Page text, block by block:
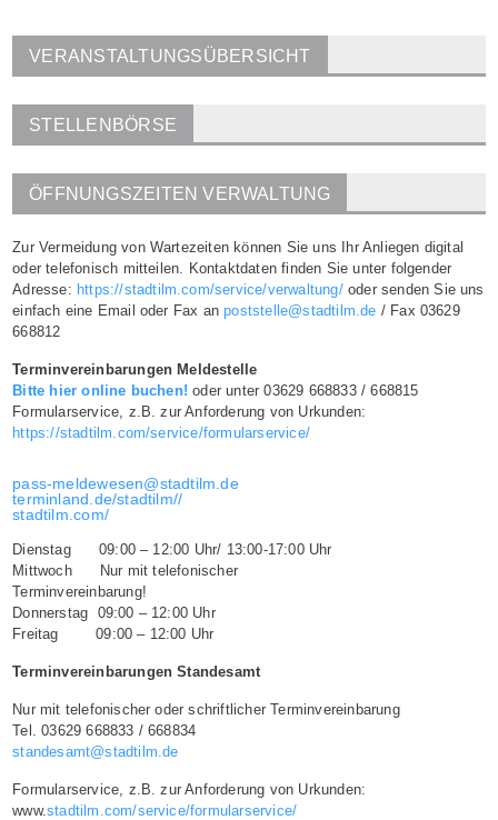
VERANSTALTUNGSÜBERSICHT
STELLENBÖRSE
ÖFFNUNGSZEITEN VERWALTUNG
Zur Vermeidung von Wartezeiten können Sie uns Ihr Anliegen digital
oder telefonisch mitteilen. Kontaktdaten finden Sie unter folgender
Adresse: https://stadtilm.com/service/verwaltung/oder senden Sie uns
einfach eine Email oder Fax anpoststelle@stadtilm.de / Fax 03629
668812
Terminvereinbarungen Meldestelle
Bitte hier online buchen! oder unter 03629 668833 / 668815
Formularservice, z.B. zur Anforderung von Urkunden:
https://stadtilm.com/service/formularservice/
pass-meldewesen@stadtilm.de
terminland.de/stadtilm//
stadtilm.com/
Dienstag 09:00 – 12:00 Uhr/ 13:00-17:00 Uhr
Mittwoch Nur mit telefonischer
Terminvereinbarung!
Donnerstag 09:00 – 12:00 Uhr
Freitag 09:00 – 12:00 Uhr
Terminvereinbarungen Standesamt
Nur mit telefonischer oder schriftlicher Terminvereinbarung
Tel. 03629 668833 / 668834
standesamt@stadtilm.de
Formularservice, z.B. zur Anforderung von Urkunden:
www.stadtilm.com/service/formularservice/